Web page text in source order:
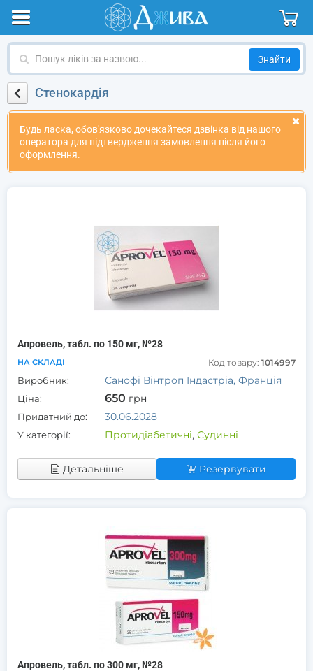
Пошук
за
назвоюСтенокардія
Будь ласка, обов'язково дочекайтеся дзвінка від нашого
оператора для підтвердження замовлення після його
оформлення.
Апровель, табл. по 150 мг, №28
НА СКЛАДІ Код товару: 1014997
Виробник: Санофі Вінтроп Індастріа, Франція
Ціна: 650 грн
Придатний до: 30.06.2028
У категорії: Протидіабетичні, Судинні
Детальніше Резервувати
Апровель, табл. по 300 мг, №28